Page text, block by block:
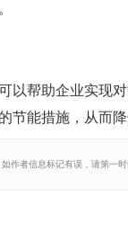
以帮助企业实现
能措施，从而
作者信息标记有误，请第一时